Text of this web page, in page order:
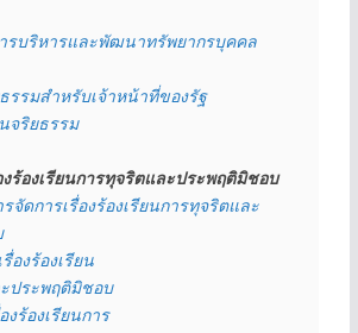
รบริหารและพัฒนาทรัพยากรบุคคล
รรมสำหรับเจ้าหน้าที่ของรัฐ
จริยธรรม
งร้องเรียนการทุจริตและประพฤติมิชอบ
จัดการเรื่องร้องเรียนการทุจริตและ
องร้องเรียน
ะประพฤติมิชอบ
งร้องเรียนการ